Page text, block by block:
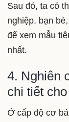
Sau đó, ta có
nghiệp, bạn
để xem mẫu
nhất.
4. Nghiên
chi tiết
Ở cấp độ cơ